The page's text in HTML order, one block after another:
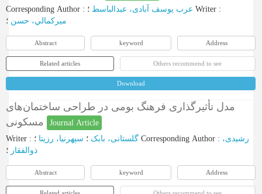
Corresponding Author : عرب یوسف آبادی، عبدالباسط Writer :
ميركمالي، حسن ؛
Abstract keyword Address
Related articles Others recommend to see
Download
مدل تأثیرگذاری فرهنگ بومی در طراحی ساختمان‌های
Journal Article
Writer : گلستانی، بابک ؛ سپهرنیا، رزیتا Corresponding Author : رشیدی،
ذوالفقار ؛
Abstract keyword Address